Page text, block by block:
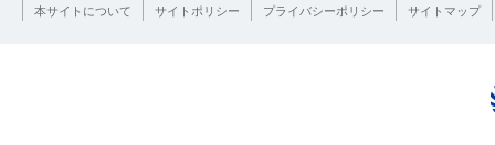
本サイトについて サイトポリシー プライバシーポリシー サイトマップ